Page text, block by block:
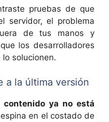
pruebas de que
servidor, el problema
de tus manos y
los desarrolladores
lo solucionen.
a la última versión
contenido ya no está
en el costado de